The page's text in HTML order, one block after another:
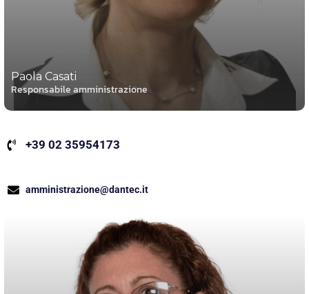
Paola Casati
Responsabile amministrazione
+39 02 35954173
amministrazione@dantec.it